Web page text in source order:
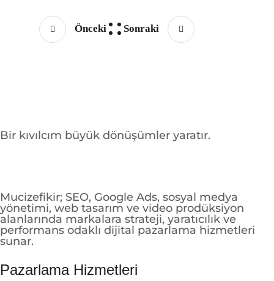
Önceki Sonraki
Bir kıvılcım büyük dönüşümler yaratır.
Mucizefikir; SEO, Google Ads, sosyal medya
yönetimi, web tasarım ve video prodüksiyon
alanlarında markalara strateji, yaratıcılık ve
performans odaklı dijital pazarlama hizmetleri
sunar.
Pazarlama Hizmetleri